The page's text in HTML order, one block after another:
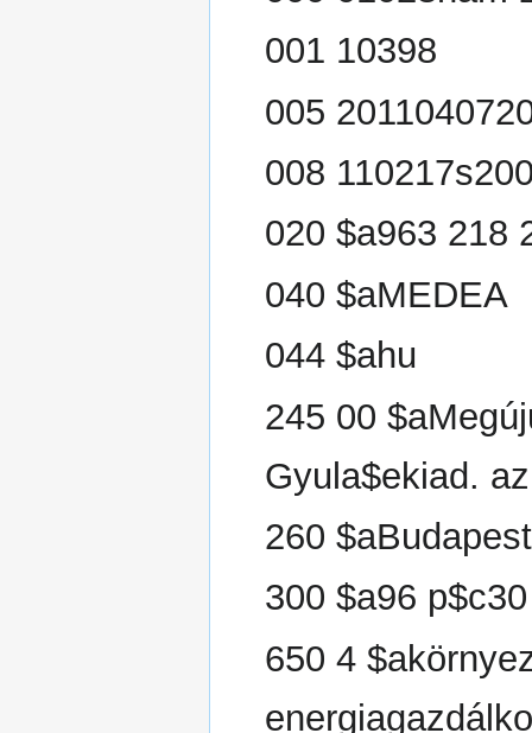
001 10398
005
008
020 $a963 218
040 $aMEDEA
044 $ahu
245 00
Gyula$ekiad.
260
300 $a96
650 4